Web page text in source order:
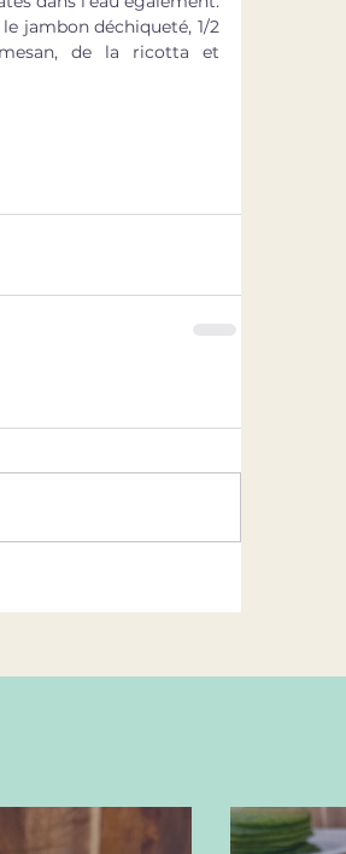
jambon déchiqueté, 1/2
de la ricotta et